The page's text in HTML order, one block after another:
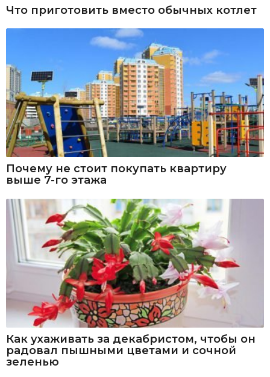
Что приготовить вместо обычных котлет
Почему не стоит покупать квартиру
выше 7-го этажа
Как ухаживать за декабристом, чтобы он
радовал пышными цветами и сочной
зеленью